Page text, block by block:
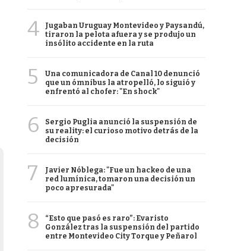
4
Jugaban Uruguay Montevideo y Paysandú,
tiraron la pelota afuera y se produjo un
insólito accidente en la ruta
5
Una comunicadora de Canal 10 denunció
que un ómnibus la atropelló, lo siguió y
enfrentó al chofer: "En shock"
6
Sergio Puglia anunció la suspensión de
su reality: el curioso motivo detrás de la
decisión
7
Javier Nóblega: "Fue un hackeo de una
red lumínica, tomaron una decisión un
poco apresurada"
8
“Esto que pasó es raro”: Evaristo
González tras la suspensión del partido
entre Montevideo City Torque y Peñarol